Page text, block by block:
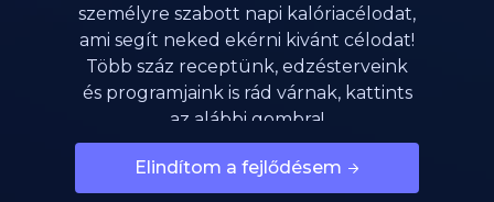
személyre szabott napi kalóriacélodat,
ami segít neked ekérni kivánt célodat!
Több száz receptünk, edzésterveink
és programjaink is rád várnak, kattints
az alábbi gombra!
Elindítom a fejlődésem